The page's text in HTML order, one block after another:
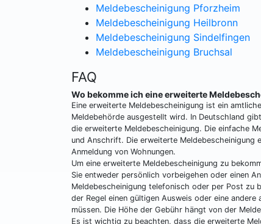
Meldebescheinigung Pforzheim
Meldebescheinigung Heilbronn
Meldebescheinigung Sindelfingen
Meldebescheinigung Bruchsal
FAQ
Wo bekomme ich eine erweiterte
Eine erweiterte Meldebescheinigung ist ein
Meldebehörde ausgestellt wird. In Deutschland
die erweiterte Meldebescheinigung. Die einfache
und Anschrift. Die erweiterte Meldebescheinigung
Anmeldung von Wohnungen.
Um eine erweiterte Meldebescheinigung zu
Sie entweder persönlich vorbeigehen oder einen
Meldebescheinigung telefonisch oder per Post zu
der Regel einen gültigen Ausweis oder eine
müssen. Die Höhe der Gebühr hängt von der
Es ist wichtig zu beachten, dass die erweiterte